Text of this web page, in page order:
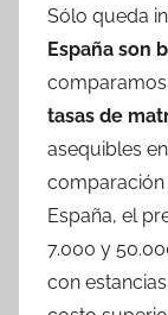
Sólo queda
España son
comparamos
tasas de
asequibles
comparación
España, el
7.000 y
con